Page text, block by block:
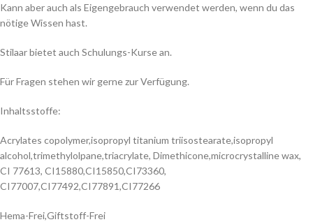
Kann aber auch als Eigengebrauch verwendet werden, wenn du das
nötige Wissen hast.
Stilaar bietet auch Schulungs-Kurse an.
Für Fragen stehen wir gerne zur Verfügung.
Inhaltsstoffe:
Acrylates copolymer,isopropyl titanium triisostearate,isopropyl
alcohol,trimethylolpane,triacrylate, Dimethicone,microcrystalline wax,
CI 77613, CI15880,CI15850,CI73360,
CI77007,CI77492,CI77891,CI77266
Hema-Frei,Giftstoff-Frei